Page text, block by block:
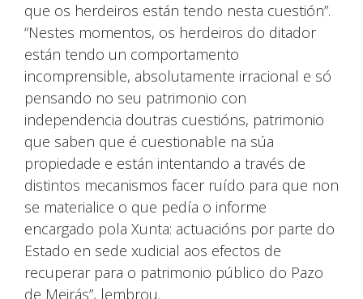
que os herdeiros están tendo nesta cuestión”.
“Nestes momentos, os herdeiros do ditador
están tendo un comportamento
incomprensible, absolutamente irracional e só
pensando no seu patrimonio con
independencia doutras cuestións, patrimonio
que saben que é cuestionable na súa
propiedade e están intentando a través de
distintos mecanismos facer ruído para que non
se materialice o que pedía o informe
encargado pola Xunta: actuacións por parte do
Estado en sede xudicial aos efectos de
recuperar para o patrimonio público do Pazo
de Meirás”, lembrou.